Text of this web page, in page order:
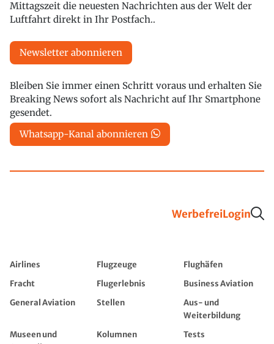
Mittagszeit die neuesten Nachrichten aus der Welt der
Luftfahrt direkt in Ihr Postfach..
Newsletter abonnieren
Bleiben Sie immer einen Schritt voraus und erhalten Sie
Breaking News sofort als Nachricht auf Ihr Smartphone
gesendet.
Whatsapp-Kanal abonnieren
WerbefreiLogin
Airlines Flugzeuge
Flughäfen
Fracht
Flugerlebnis
Business Aviation
General Aviation
Stellen
Aus- und
Weiterbildung
Museen und
Kolumnen Tests